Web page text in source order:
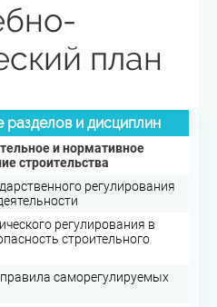
план
разделов и дисциплин
и нормативное
строительства
регулирования
регулирования в
строительного
саморегулируемых